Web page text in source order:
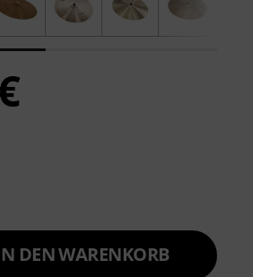
DEN WARENKORB